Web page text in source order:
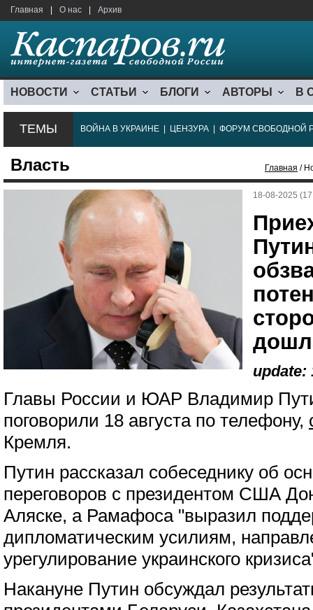
Главная О нас Архив
НОВОСТИ СТАТЬИ БЛОГИ АВТОРЫ В
ТЕМЫ ВОЙНА В УКРАИНЕ ЦЕНЗУРА ФОРУМ СВОБОДНОЙ
Власть Главная /
18-08-2025
update:
Главы России и ЮАР Владимир
поговорили 18 августа по телефону,
Кремля.
Путин рассказал собеседнику об
переговоров с президентом США
Аляске, а Рамафоса "выразил
дипломатическим усилиям,
урегулирование украинского
Накануне Путин обсуждал